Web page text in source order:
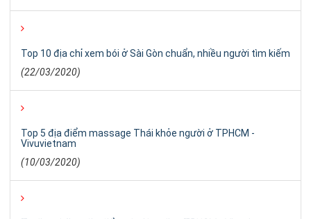
Top 10 địa chỉ xem bói ở Sài Gòn chuẩn, nhiều người tìm kiếm
(22/03/2020)
Top 5 địa điểm massage Thái khỏe người ở TPHCM -
Vivuvietnam
(10/03/2020)